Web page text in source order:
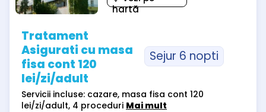
hartă
Tratament
Asigurati cu masa
fisa cont 120
lei/zi/adult
Sejur 6 nopti
Servicii incluse: cazare, masa fisa cont 120
lei/zi/adult, 4 proceduri Mai mult